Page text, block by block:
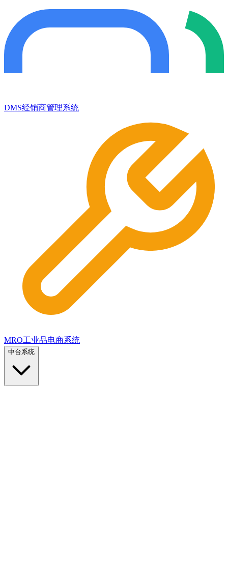
DMS经销商管理系统
MRO工业品电商系统
中台系统